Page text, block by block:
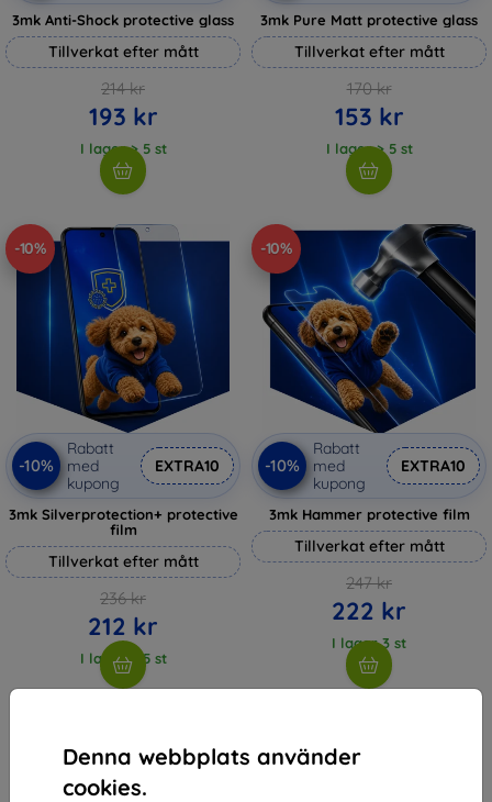
Denna webbplats använder
cookies.
3mk Anti-Shock protective glass
Tillverkat efter mått
214 kr
193 kr
I lager > 5 st
3mk Pure Matt protective glass
Tillverkat efter mått
170 kr
153 kr
I lager > 5 st
-10%
-10%
Rabatt
med
kupong
EXTRA10
3mk Silverprotection+ protective
film
Tillverkat efter mått
236 kr
212 kr
I lager > 5 st
-10%
-10%
Rabatt
med
kupong
EXTRA10
3mk Hammer protective film
Tillverkat efter mått
247 kr
222 kr
I lager 3 st
av totalt4.